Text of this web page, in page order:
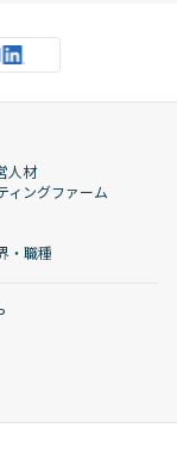
人材
ィングファーム
・職種